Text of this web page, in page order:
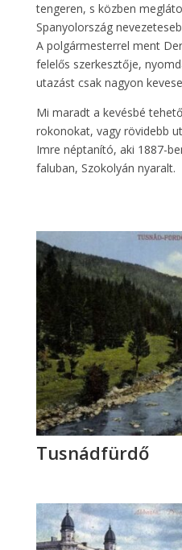
tengeren, s közben
Spanyolország
A polgármesterrel ment
felelős szerkesztője,
utazást csak nagyon
Mi maradt a kevésbé
rokonokat, vagy rövidebb
Imre néptanító, aki 1887-
faluban, Szokolyán nyaralt.
Tusnádfürdő